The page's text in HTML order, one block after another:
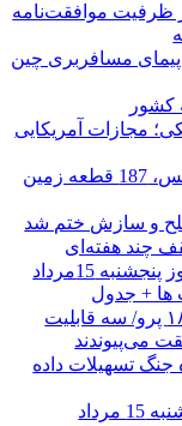
ظرفیت موافقت‌نامه
مسافربری چین
کشور
مجازات آمریکایی
توقیف 86خودروی لوکس، 187 قطعه زمین
چند هفته‌ای
قیمت طلا و سکه امروز پنجشنبه 15مرداد
تحول بزرگ در آیفون ۱۸ پرو/ سه قابلیت
می‌پیوندند
جنگ تسهیلات داده